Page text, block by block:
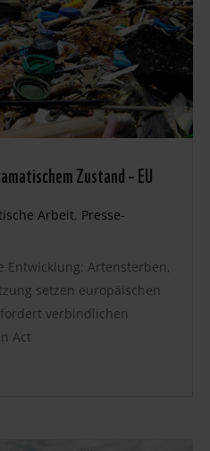
Zustand – EU
Arbeit, Presse-
Entwicklung: Artensterben,
setzen europäischen
fordert verbindlichen
Act